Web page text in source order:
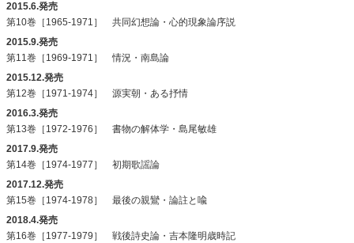
2015.6.発売
第10巻［1965-1971］ 共同幻想論・心的現象論序説
2015.9.発売
第11巻［1969-1971］ 情況・南島論
2015.12.発売
第12巻［1971-1974］ 源実朝・ある抒情
2016.3.発売
第13巻［1972-1976］ 書物の解体学・島尾敏雄
2017.9.発売
第14巻［1974-1977］ 初期歌謡論
2017.12.発売
第15巻［1974-1978］ 最後の親鸞・論註と喩
2018.4.発売
第16巻［1977-1979］ 戦後詩史論・吉本隆明歳時記